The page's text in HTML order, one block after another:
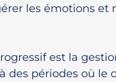
les émotions et
est la
périodes où le